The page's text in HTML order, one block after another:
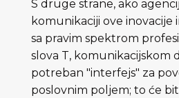
S druge strane, ako
komunikaciji ove inovacije
sa pravim spektrom
slova T, komunikacijskom
potreban "interfejs" za
poslovnim poljem; to će